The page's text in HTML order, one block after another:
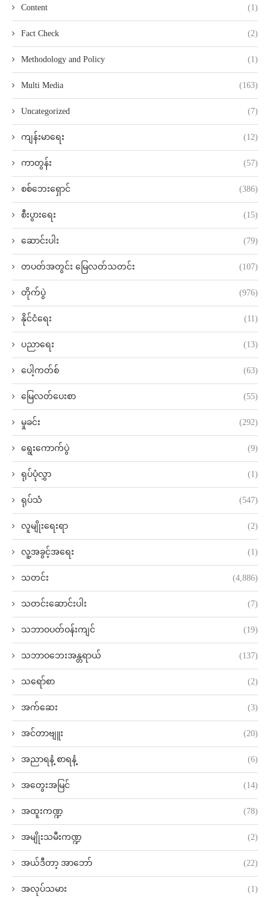
Content (1)
Fact Check (2)
Methodology and Policy (1)
Multi Media (163)
Uncategorized (7)
ကျန်းမာရေး (12)
ကာတွန်း (57)
စစ်ဘေးရှောင် (386)
စီးပွားရေး (15)
ဆောင်းပါး (79)
တပတ်အတွင်း မြေလတ်သတင်း (107)
တိုက်ပွဲ (976)
နိုင်ငံရေး (11)
ပညာရေး (13)
ပေါ့ကတ်စ် (63)
မြေလတ်ပေးစာ (55)
မှုခင်း (292)
ရွေးကောက်ပွဲ (9)
ရုပ်ပုံလွှာ (1)
ရုပ်သံ (547)
လူမျိုးရေးရာ (2)
လူ့အခွင့်အရေး (1)
သတင်း (4,886)
သတင်းဆောင်းပါး (7)
သဘာဝပတ်ဝန်းကျင် (19)
သဘာဝဘေးအန္တရာယ် (137)
သရော်စာ (2)
အက်ဆေး (3)
အင်တာဗျူး (20)
အညာရနံ့ စာရနံ့ (6)
အတွေးအမြင် (14)
အထူးကဏ္ဍ (78)
အမျိုးသမီးကဏ္ဍ (2)
အယ်ဒီတာ့ အာဘော် (22)
အလုပ်သမား (1)